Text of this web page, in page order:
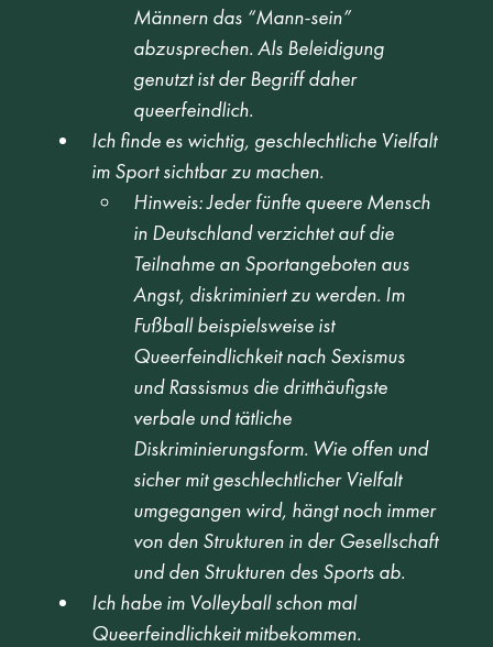
Männern das “Mann-sein”
abzusprechen. Als Beleidigung
genutzt ist der Begriff daher
queerfeindlich.
Ich finde es wichtig, geschlechtliche Vielfalt
im Sport sichtbar zu machen.
Hinweis: Jeder fünfte queere Mensch
in Deutschland verzichtet auf die
Teilnahme an Sportangeboten aus
Angst, diskriminiert zu werden. Im
Fußball beispielsweise ist
Queerfeindlichkeit nach Sexismus
und Rassismus die dritthäufigste
verbale und tätliche
Diskriminierungsform. Wie offen und
sicher mit geschlechtlicher Vielfalt
umgegangen wird, hängt noch immer
von den Strukturen in der Gesellschaft
und den Strukturen des Sports ab.
Ich habe im Volleyball schon mal
Queerfeindlichkeit mitbekommen.